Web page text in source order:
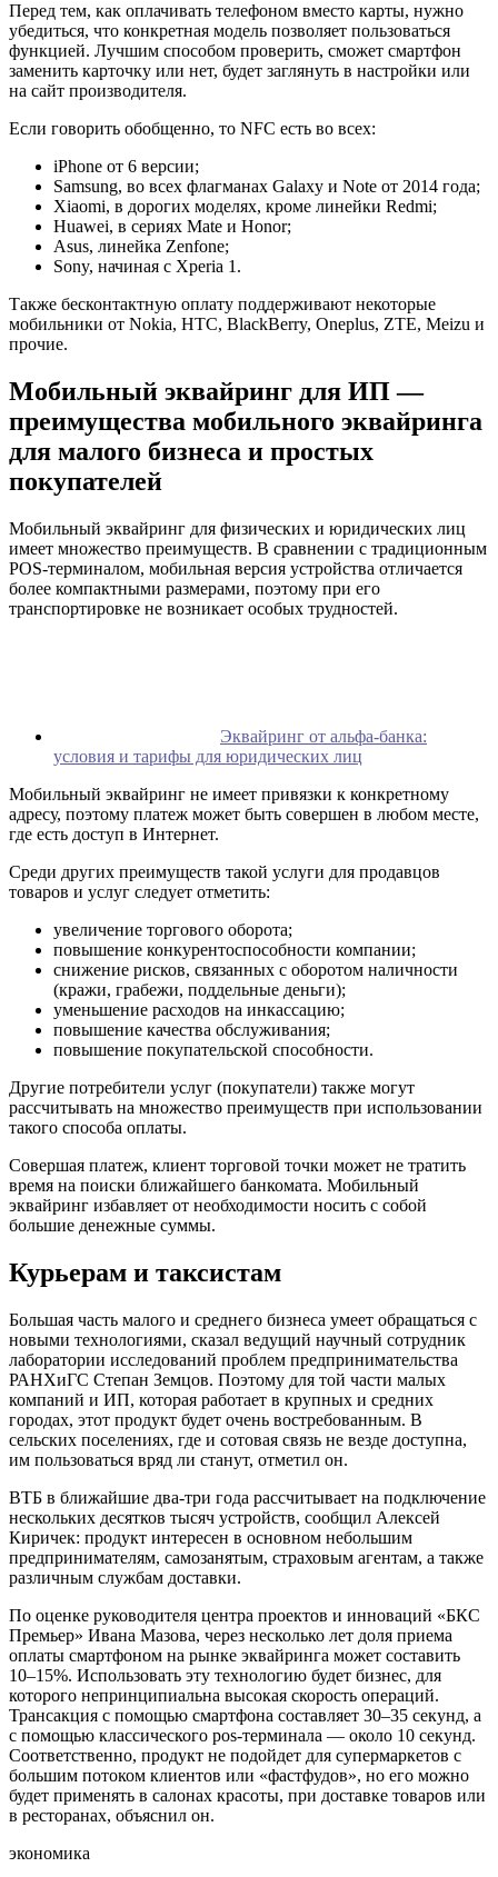
Перед тем, как оплачивать телефоном вместо карты, нужно
убедиться, что конкретная модель позволяет пользоваться
функцией. Лучшим способом проверить, сможет смартфон
заменить карточку или нет, будет заглянуть в настройки или
на сайт производителя.
Если говорить обобщенно, то NFC есть во всех:
iPhone от 6 версии;
Samsung, во всех флагманах Galaxy и Note от 2014 года;
Xiaomi, в дорогих моделях, кроме линейки Redmi;
Huawei, в сериях Mate и Honor;
Asus, линейка Zenfone;
Sony, начиная с Xperia 1.
Также бесконтактную оплату поддерживают некоторые
мобильники от Nokia, HTC, BlackBerry, Oneplus, ZTE, Meizu и
прочие.
Мобильный эквайринг для ИП —
преимущества мобильного эквайринга
для малого бизнеса и простых
покупателей
Мобильный эквайринг для физических и юридических лиц
имеет множество преимуществ. В сравнении с традиционным
POS-терминалом, мобильная версия устройства отличается
более компактными размерами, поэтому при его
транспортировке не возникает особых трудностей.
Эквайринг от альфа-банка:
условия и тарифы для юридических лиц
Мобильный эквайринг не имеет привязки к конкретному
адресу, поэтому платеж может быть совершен в любом месте,
где есть доступ в Интернет.
Среди других преимуществ такой услуги для продавцов
товаров и услуг следует отметить:
увеличение торгового оборота;
повышение конкурентоспособности компании;
снижение рисков, связанных с оборотом наличности
(кражи, грабежи, поддельные деньги);
уменьшение расходов на инкассацию;
повышение качества обслуживания;
повышение покупательской способности.
Другие потребители услуг (покупатели) также могут
рассчитывать на множество преимуществ при использовании
такого способа оплаты.
Совершая платеж, клиент торговой точки может не тратить
время на поиски ближайшего банкомата. Мобильный
эквайринг избавляет от необходимости носить с собой
большие денежные суммы.
Курьерам и таксистам
Большая часть малого и среднего бизнеса умеет обращаться с
новыми технологиями, сказал ведущий научный сотрудник
лаборатории исследований проблем предпринимательства
РАНХиГС Степан Земцов. Поэтому для той части малых
компаний и ИП, которая работает в крупных и средних
городах, этот продукт будет очень востребованным. В
сельских поселениях, где и сотовая связь не везде доступна,
им пользоваться вряд ли станут, отметил он.
ВТБ в ближайшие два-три года рассчитывает на подключение
нескольких десятков тысяч устройств, сообщил Алексей
Киричек: продукт интересен в основном небольшим
предпринимателям, самозанятым, страховым агентам, а также
различным службам доставки.
По оценке руководителя центра проектов и инноваций «БКС
Премьер» Ивана Мазова, через несколько лет доля приема
оплаты смартфоном на рынке эквайринга может составить
10–15%. Использовать эту технологию будет бизнес, для
которого непринципиальна высокая скорость операций.
Трансакция с помощью смартфона составляет 30–35 секунд, а
с помощью классического pos-терминала — около 10 секунд.
Соответственно, продукт не подойдет для супермаркетов с
большим потоком клиентов или «фастфудов», но его можно
будет применять в салонах красоты, при доставке товаров или
в ресторанах, объяснил он.
экономика